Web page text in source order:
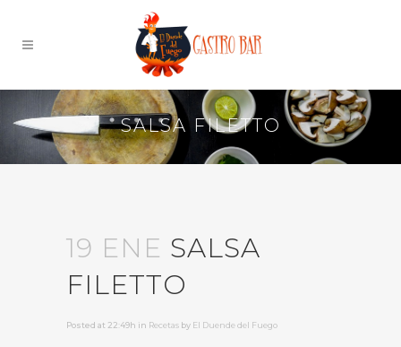
SALSA FILETTO
19 ENE SALSA
FILETTO
Posted at 22:49h in Recetas by El Duende del Fuego